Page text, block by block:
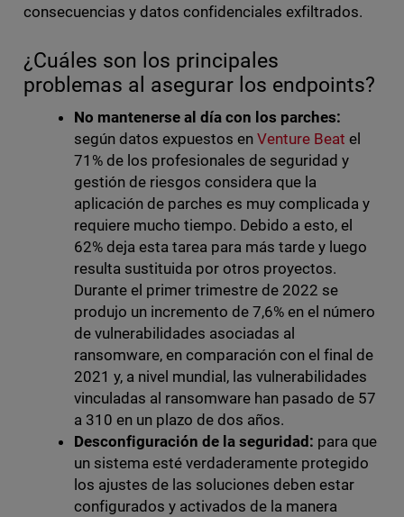
consecuencias y datos confidenciales exfiltrados.
¿Cuáles son los principales
problemas al asegurar los endpoints?
No mantenerse al día con los parches:
según datos expuestos en Venture Beat el
71% de los profesionales de seguridad y
gestión de riesgos considera que la
aplicación de parches es muy complicada y
requiere mucho tiempo. Debido a esto, el
62% deja esta tarea para más tarde y luego
resulta sustituida por otros proyectos.
Durante el primer trimestre de 2022 se
produjo un incremento de 7,6% en el número
de vulnerabilidades asociadas al
ransomware, en comparación con el final de
2021 y, a nivel mundial, las vulnerabilidades
vinculadas al ransomware han pasado de 57
a 310 en un plazo de dos años.
Desconfiguración de la seguridad: para que
un sistema esté verdaderamente protegido
los ajustes de las soluciones deben estar
configurados y activados de la manera